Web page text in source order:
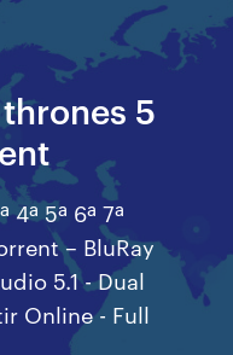
5
4ª 5ª 6ª 7ª
– BluRay
5.1 - Dual
Online - Full